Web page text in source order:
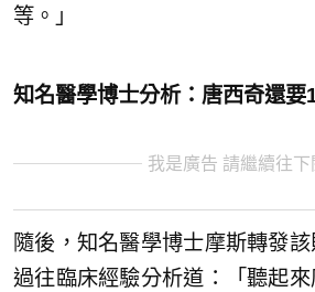
等。」
知名醫學博士分析：唐西奇還要
我是廣告 請繼續往下
隨後，知名醫學博士摩斯轉發
過往臨床經驗分析道：「聽起